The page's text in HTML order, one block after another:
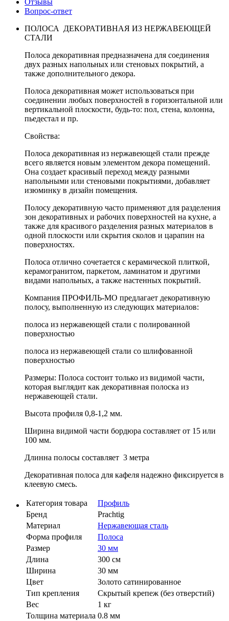
Вопрос-ответ
ПОЛОСА ДЕКОРАТИВНАЯ ИЗ НЕРЖАВЕЮЩЕЙ
СТАЛИ
Полоса декоративная предназначена для соединения
двух разных напольных или стеновых покрытий, а
также дополнительного декора.
Полоса декоративная может использоваться при
соединении любых поверхностей в горизонтальной или
вертикальной плоскости, будь-то: пол, стена, колонна,
пьедестал и пр.
Свойства:
Полоса декоративная из нержавеющей стали прежде
всего является новым элементом декора помещений.
Она создает красивый переход между разными
напольными или стеновыми покрытиями, добавляет
изюминку в дизайн помещения.
Полосу декоративную часто применяют для разделения
зон декоративных и рабочих поверхностей на кухне, а
также для красивого разделения разных материалов в
одной плоскости или скрытия сколов и царапин на
поверхностях.
Полоса отлично сочетается с керамической плиткой,
керамогранитом, паркетом, ламинатом и другими
видами напольных, а также настенных покрытий.
Компания ПРОФИЛЬ-МО предлагает декоративную
полосу, выполненную из следующих материалов:
полоса из нержавеющей стали с полированной
поверхностью
полоса из нержавеющей стали со шлифованной
поверхностью
Размеры: Полоса состоит только из видимой части,
которая выглядит как декоративная полоска из
нержавеющей стали.
Высота профиля 0,8-1,2 мм.
Ширина видимой части бордюра составляет от 15 или
100 мм.
Длинна полосы составляет 3 метра
Декоративная полоса для кафеля надежно фиксируется в
клеевую смесь.
Категория товара
Профиль
Бренд
Prachtig
Материал
Нержавеющая сталь
Форма профиля
Полоса
Размер
30 мм
Длина
300 см
Ширина
30 мм
Цвет
Золото сатинированное
Тип крепления
Скрытый крепеж (без отверстий)
Вес
1 кг
Толщина материала 0.8 мм